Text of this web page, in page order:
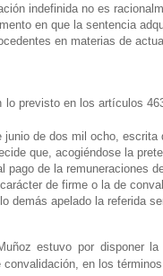
indefinida no es
en que la sentencia
en materias de
previsto en los artículos
junio de dos mil ocho,
que, acogiéndose la
pago de la remuneraciones
de firme o la de
lo demás apelado la referida
estuvo por disponer
en los